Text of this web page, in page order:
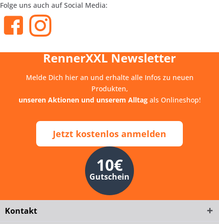
Folge uns auch auf Social Media:
RennerXXL Newsletter
Melde Dich hier an und erhalte alle Infos zu neuen
Produkten,
unseren Aktionen und unserem Alltagals Onlineshop!
Jetzt kostenlos anmelden
10€
Gutschein
Kontakt